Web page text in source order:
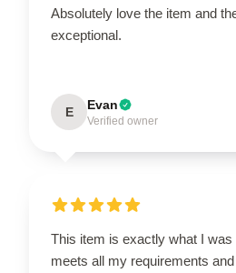
Absolutely love the item and
exceptional.
E Evan
Verified owner
This item is exactly what I was
meets all my requirements